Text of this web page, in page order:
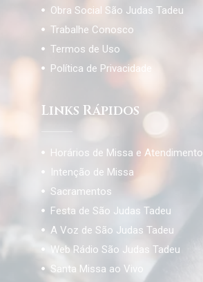
Obra Social São Judas Tadeu
Trabalhe Conosco
Termos de Uso
Política de Privacidade
Links Rápidos
Horários de Missa e Atendimento
Intenção de Missa
Sacramentos
Festa de São Judas Tadeu
A Voz de São Judas Tadeu
Web Rádio São Judas Tadeu
Santa Missa ao Vivo